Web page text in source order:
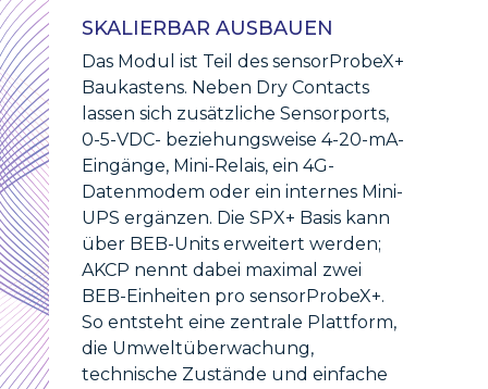
SKALIERBAR AUSBAUEN
Das Modul ist Teil des sensorProbeX+
Baukastens. Neben Dry Contacts
lassen sich zusätzliche Sensorports,
0-5-VDC- beziehungsweise 4-20-mA-
Eingänge, Mini-Relais, ein 4G-
Datenmodem oder ein internes Mini-
UPS ergänzen. Die SPX+ Basis kann
über BEB-Units erweitert werden;
AKCP nennt dabei maximal zwei
BEB-Einheiten pro sensorProbeX+.
So entsteht eine zentrale Plattform,
die Umweltüberwachung,
technische Zustände und einfache